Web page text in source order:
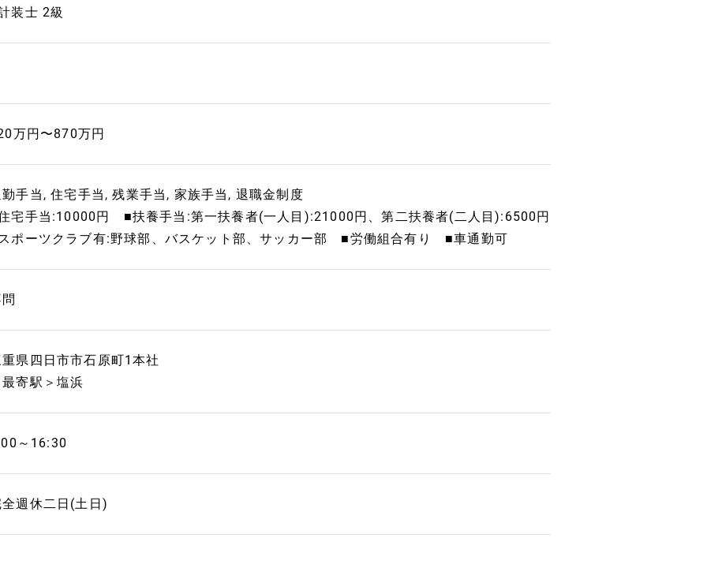
装士 2級
万円〜870万円
手当, 住宅手当, 残業手当, 家族手当, 退職金制度
宅手当:10000円 ■扶養手当:第一扶養者(一人目):21000円、第二扶養者(二人目):6500円
ポーツクラブ有:野球部、バスケット部、サッカー部 ■労働組合有り ■車通勤可
県四日市市石原町1本社
寄駅＞塩浜
～16:30
週休二日(土日)